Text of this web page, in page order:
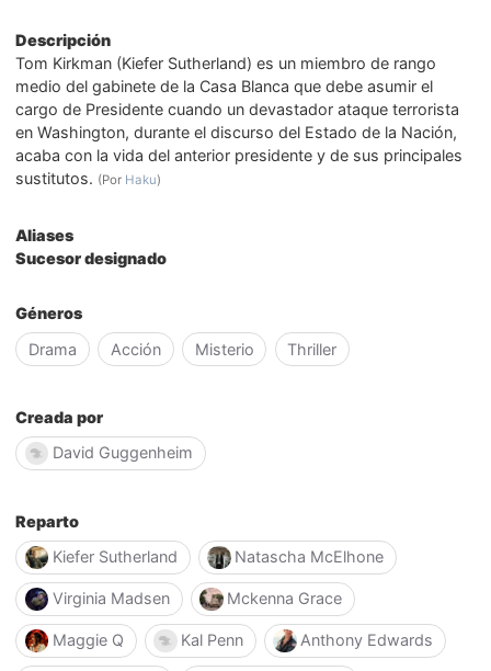
Descripción
Tom Kirkman (Kiefer Sutherland) es un miembro de rango
medio del gabinete de la Casa Blanca que debe asumir el
cargo de Presidente cuando un devastador ataque terrorista
en Washington, durante el discurso del Estado de la Nación,
acaba con la vida del anterior presidente y de sus principales
sustitutos. (Por Haku)
Aliases
Sucesor designado
Géneros
Drama
Acción Misterio Thriller
Creada por
David Guggenheim
Reparto
Kiefer Sutherland
Natascha McElhone
Virginia Madsen Mckenna Grace
Maggie Q Kal Penn Anthony Edwards